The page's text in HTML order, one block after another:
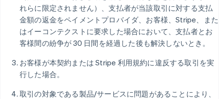
れらに限定されません）、支払者が当該取引に対する支払
金額の返金をペイメントプロバイダ、お客様、Stripe、また
はイーコンテクストに要求した場合において、支払者とお
客様間の紛争が 30 日間を経過した後も解決しないとき。
お客様が本契約または Stripe 利用規約に違反する取引を実
行した場合。
取引の対象である製品/サービスに問題があることにより、